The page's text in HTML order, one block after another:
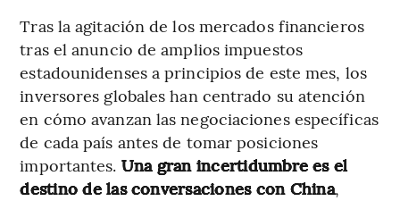
Tras la agitación de los mercados financieros
tras el anuncio de amplios impuestos
estadounidenses a principios de este mes, los
inversores globales han centrado su atención
en cómo avanzan las negociaciones específicas
de cada país antes de tomar posiciones
importantes. Una gran incertidumbre es el
destino de las conversaciones con China,